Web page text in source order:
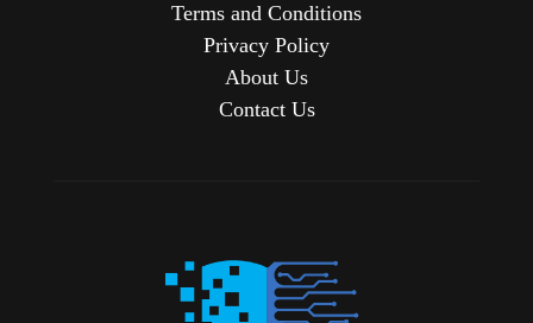
Terms and Conditions
Privacy Policy
About Us
Contact Us